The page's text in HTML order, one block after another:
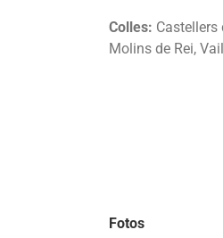
Colles: Castellers
Molins de Rei,
Fotos